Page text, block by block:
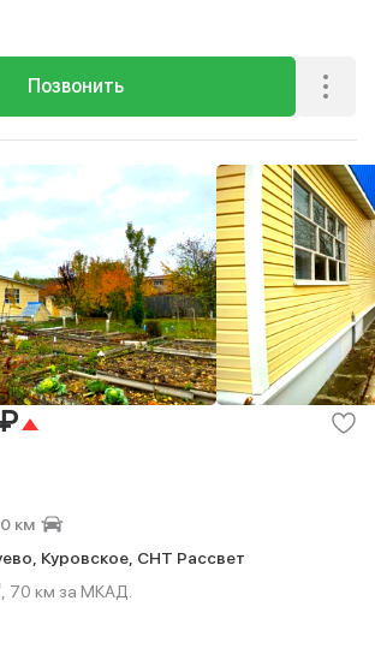
Позвонить
₽
км
Куровское, СНТ Рассвет
70 км за МКАД.